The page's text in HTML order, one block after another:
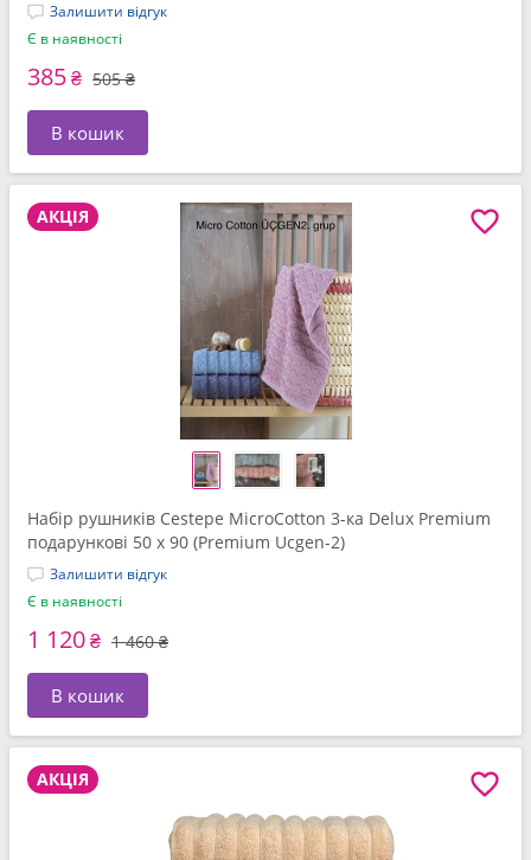
Залишити відгук
Є в наявності
385₴ 505 ₴
В кошик
АКЦІЯ
Набір рушників Cestepe MicroCotton 3-ка Delux Premium
подарункові 50 x 90 (Premium Ucgen-2)
Залишити відгук
Є в наявності
1 120₴ 1 460 ₴
В кошик
АКЦІЯ